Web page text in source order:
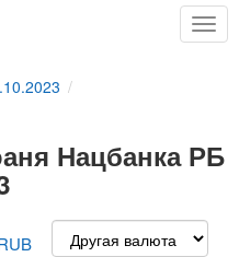
Нацбанка РБ